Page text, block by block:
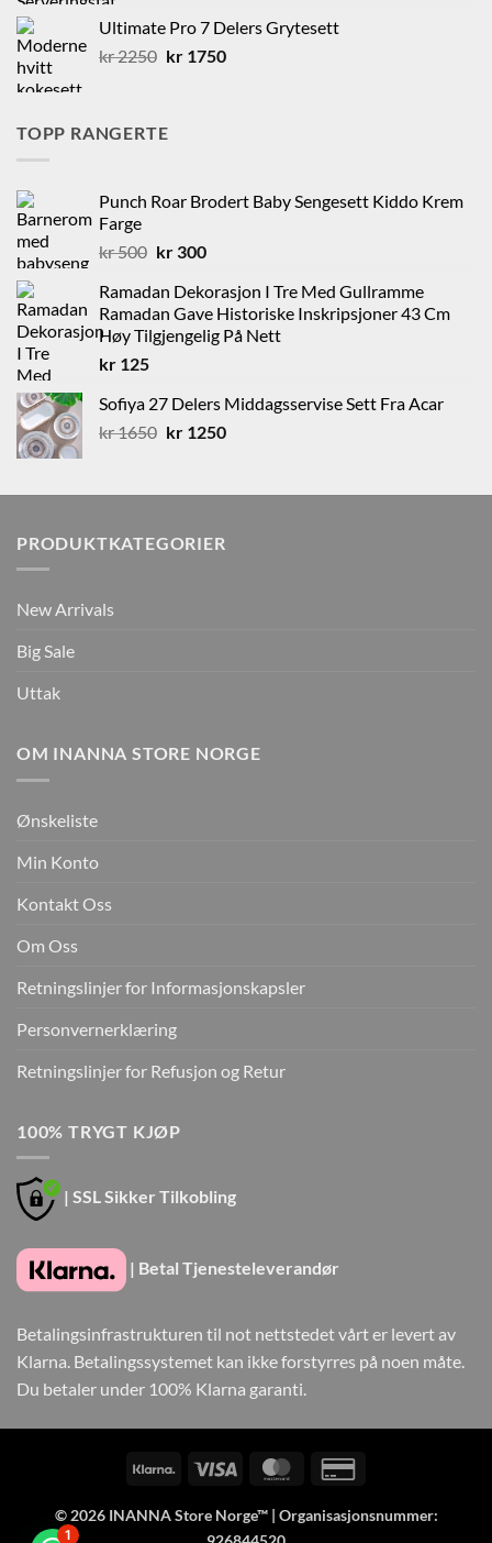
kr 250.kr 100.
Ultimate Pro 7 Delers Grytesett
kr2250 Opprinnelig
kr 2250.
kr1750Nåværende
TOPP RANGERTE
Punch Roar Brodert Baby Sengesett Kiddo Krem
Farge
kr500 Opprinnelig
var:
kr 500.
kr300Nåværende
er:
kr 300.
Ramadan Dekorasjon I Tre Med Gullramme
Ramadan Gave Historiske Inskripsjoner 43 Cm
Høy Tilgjengelig På Nett
kr 125
Sofiya 27 Delers Middagsservise Sett Fra Acar
kr1650 Opprinnelig
kr 1650.
kr1250Nåværende
kr 1250.
PRODUKTKATEGORIER
New Arrivals
Big Sale
Uttak
OM INANNA STORE NORGE
Ønskeliste
Min Konto
Kontakt Oss
Om Oss
Retningslinjer for Informasjonskapsler
Personvernerklæring
Retningslinjer for Refusjon og Retur
100% TRYGT KJØP
| SSL Sikker Tilkobling
| Betal Tjenesteleverandør
Betalingsinfrastrukturen til not nettstedet vårt er levert av
Klarna. Betalingssystemet kan ikke forstyrres på noen måte.
Du betaler under 100% Klarna garanti.
Klarna Visa MasterCard
2
© 2026 INANNA Store Norge™| Organisasjonsnummer:
1